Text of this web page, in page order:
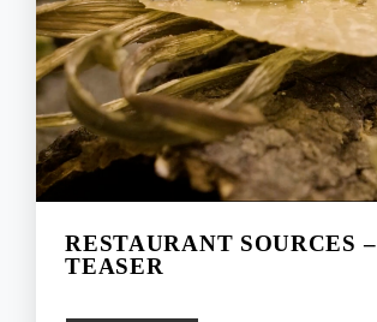
RESTAURANT SOURCES –
TEASER